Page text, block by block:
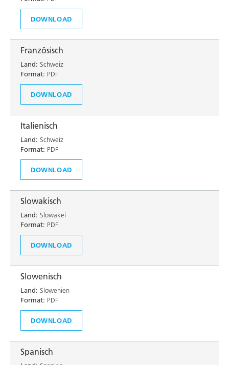
DOWNLOAD
Französisch
Land: Schweiz
Format: PDF
DOWNLOAD
Italienisch
Land: Schweiz
Format: PDF
DOWNLOAD
Slowakisch
Land: Slowakei
Format: PDF
DOWNLOAD
Slowenisch
Land: Slowenien
Format: PDF
DOWNLOAD
Spanisch